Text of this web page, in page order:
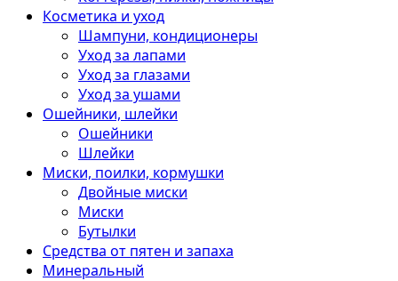
Косметика и уход
Шампуни, кондиционеры
Уход за лапами
Уход за глазами
Уход за ушами
Ошейники, шлейки
Ошейники
Шлейки
Миски, поилки, кормушки
Двойные миски
Миски
Бутылки
Средства от пятен и запаха
Минеральный